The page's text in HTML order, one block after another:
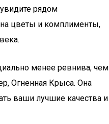
рядом
на цветы и комплименты,
менее ревнива, чем
Огненная Крыса. Она
ваши лучшие качества и